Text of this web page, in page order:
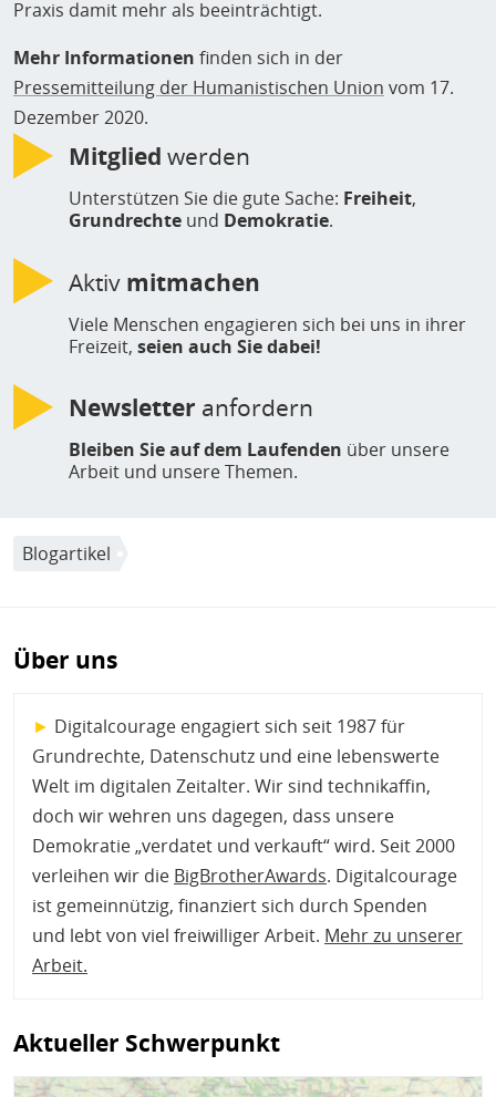
Praxis damit mehr als beeinträchtigt.
Mehr Informationen finden sich in der
Pressemitteilung der Humanistischen Union vom 17.
Dezember 2020.
Mitglied werden
Unterstützen Sie die gute Sache: Freiheit,
Grundrechte und Demokratie.
Aktiv mitmachen
Viele Menschen engagieren sich bei uns in ihrer
Freizeit, seien auch Sie dabei!
Newsletter anfordern
Bleiben Sie auf dem Laufenden über unsere
Arbeit und unsere Themen.
Blogartikel
Über uns
► Digitalcourage engagiert sich seit 1987 für
Grundrechte, Datenschutz und eine lebenswerte
Welt im digitalen Zeitalter. Wir sind technikaffin,
doch wir wehren uns dagegen, dass unsere
Demokratie „verdatet und verkauft“ wird. Seit 2000
verleihen wir die BigBrotherAwards. Digitalcourage
ist gemeinnützig, finanziert sich durch Spenden
und lebt von viel freiwilliger Arbeit. Mehr zu unserer
Arbeit.
Aktueller Schwerpunkt
Bild